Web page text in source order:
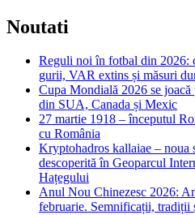
Noutati
Reguli noi în fotbal din 2026:
gurii, VAR extins și măsuri
Cupa Mondială 2026 se joacă
din SUA, Canada și Mexic
27 martie 1918 – începutul
cu România
Kryptohadros kallaiae – noua
descoperită în Geoparcul
Hațegului
Anul Nou Chinezesc 2026:
februarie. Semnificații, tradiții